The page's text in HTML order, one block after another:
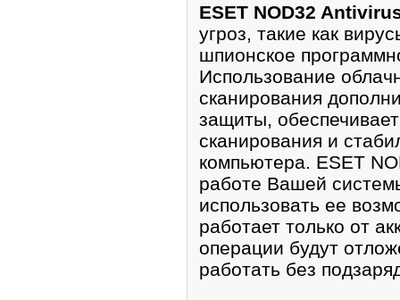
ESET NOD32
угроз, такие как
шпионское
Использование
сканирования
защиты,
сканирования и
компьютера. ESET
работе Вашей
использовать ее
работает только от
операции будут
работать без